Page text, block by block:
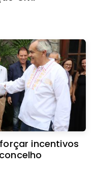
incentivos